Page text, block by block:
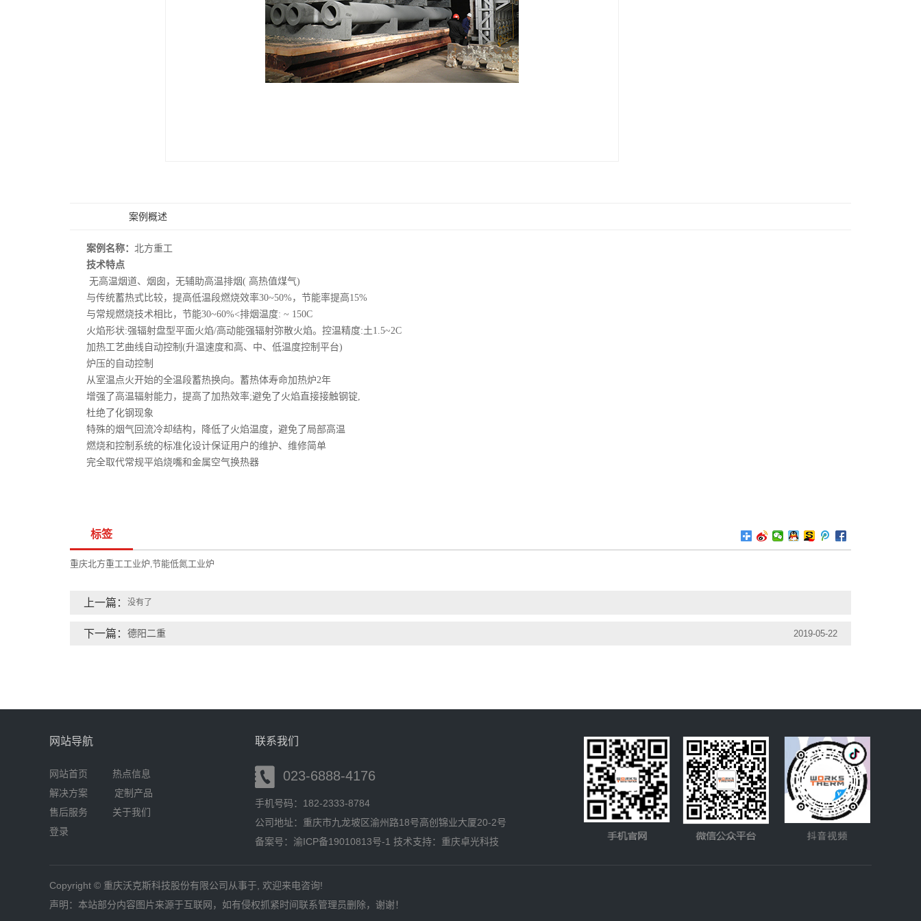
案例概述
案例名称： 北方重工
技术特点
无高温烟道、烟囱，无辅助高温排烟( 高热值煤气)
与传统蓄热式比较，提高低温段燃烧效率30~50%，节能率提高15%
与常规燃烧技术相比，节能30~60%<排烟温度: ~ 150C
火焰形状:强辐射盘型平面火焰/高动能强辐射弥散火焰。控温精度:土1.5~2C
加热工艺曲线自动控制(升温速度和高、中、低温度控制平台)
炉压的自动控制
从室温点火开始的全温段蓄热换向。蓄热体寿命加热炉2年
增强了高温辐射能力，提高了加热效率;避免了火焰直接接触钢锭,
杜绝了化钢现象
特殊的烟气回流冷却结构，降低了火焰温度，避免了局部高温
燃烧和控制系统的标准化设计保证用户的维护、维修简单
完全取代常规平焰烧嘴和金属空气换热器
标签
重庆北方重工工业炉,节能低氮工业炉
上一篇： 没有了
下一篇： 德阳二重 2019-05-22
网站导航
网站首页
热点信息
解决方案
定制产品
售后服务
关于我们
登录
联系我们
023-6888-4176
手机号码：182-2333-8784
公司地址：重庆市九龙坡区渝州路18号高创锦业大厦20-2号
备案号： 渝ICP备19010813号-1 技术支持： 重庆卓光科技
Copyright © 重庆沃克斯科技股份有限公司从事于, 欢迎来电咨询!
声明：本站部分内容图片来源于互联网，如有侵权抓紧时间联系管理员删除，谢谢！